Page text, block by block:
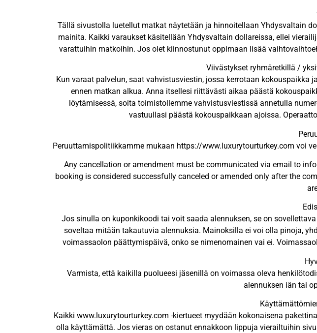
Tällä sivustolla luetellut matkat näytetään ja hinnoitellaan Yhdysvaltain
mainita. Kaikki varaukset käsitellään Yhdysvaltain dollareissa, ellei
varattuihin matkoihin. Jos olet kiinnostunut oppimaan lisää
Viivästykset ryhmäretkillä /
Kun varaat palvelun, saat vahvistusviestin, jossa kerrotaan
ennen matkan alkua. Anna itsellesi riittävästi aikaa päästä
löytämisessä, soita toimistollemme vahvistusviestissä annetulla
vastuullasi päästä kokouspaikkaan ajoissa.
Peruuttamispolitiikkamme mukaan https://www.luxurytourturkey.com voi
Any cancellation or amendment must be communicated via email to
booking is considered successfully canceled or amended only after the
Jos sinulla on kuponkikoodi tai voit saada alennuksen, se on
soveltaa mitään takautuvia alennuksia. Mainoksilla ei voi olla pinoja,
voimassaolon päättymispäivä, onko se nimenomainen vai ei.
Varmista, että kaikilla puolueesi jäsenillä on voimassa oleva
alennuksen iän tai
Kaikki www.luxurytourturkey.com -kiertueet myydään kokonaisena
olla käyttämättä. Jos vieras on ostanut ennakkoon lippuja vierailtuihin